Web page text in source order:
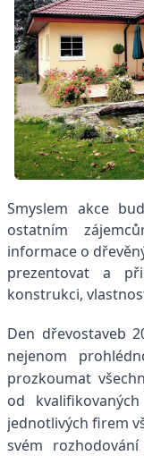
Smyslem akce
ostatním
informace o
prezentovat a
konstrukci,
Den dřevostaveb
nejenom
prozkoumat
od
jednotlivých firem
svém